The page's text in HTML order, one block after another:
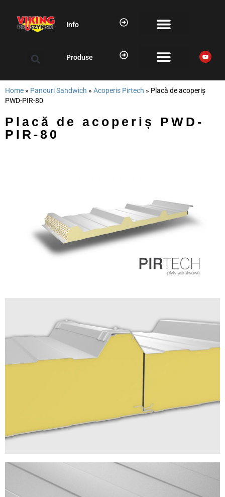
Info
Produse
Home » Panouri Sandwich » Acoperis Pirtech » Placă de acoperiș
PWD-PIR-80
Placă de acoperiș PWD-
PIR-80